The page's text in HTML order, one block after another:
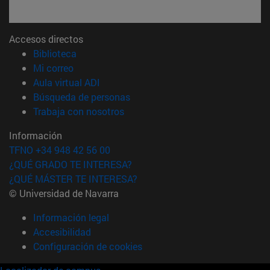
Accesos directos
Biblioteca
Mi correo(abre en nueva ventana)
Aula virtual ADI
Búsqueda de personas(abre en nueva ventana)
Trabaja con nosotros(abre en nueva ventana)
Información
TFNO +34 948 42 56 00
¿QUÉ GRADO TE INTERESA?
¿QUÉ MÁSTER TE INTERESA?
© Universidad de Navarra
Información legal
Accesibilidad
Configuración de cookies